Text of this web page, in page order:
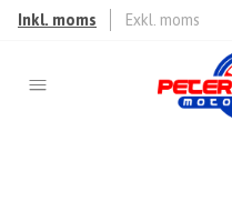
Inkl. moms Exkl. moms